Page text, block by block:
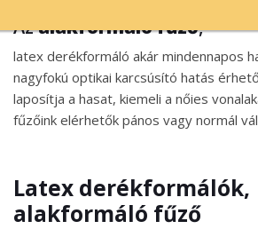
Azalakformáló fűző,
latex derékformáló akár mindennapos
nagyfokú optikai karcsúsító hatás
laposítja a hasat, kiemeli a nőies
fűzőink elérhetők pános vagy normál
Latex derékformálók,
alakformáló fűző